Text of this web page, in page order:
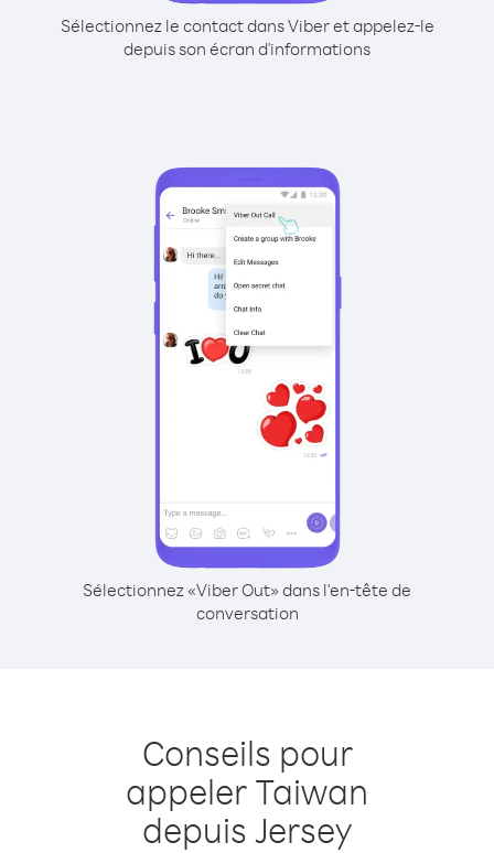
Sélectionnez le contact dans Viber et appelez-le
depuis son écran d'informations
Sélectionnez «Viber Out» dans l'en-tête de
conversation
Conseils pour
appeler Taiwan
depuis Jersey